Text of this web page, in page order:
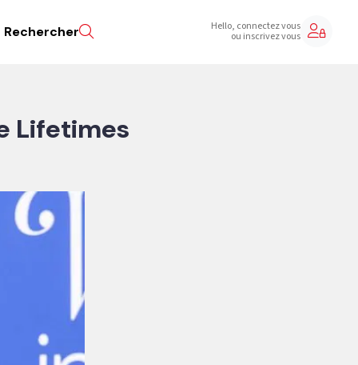
Rechercher Hello, connectez vous
ou inscrivez vous
Lifetimes